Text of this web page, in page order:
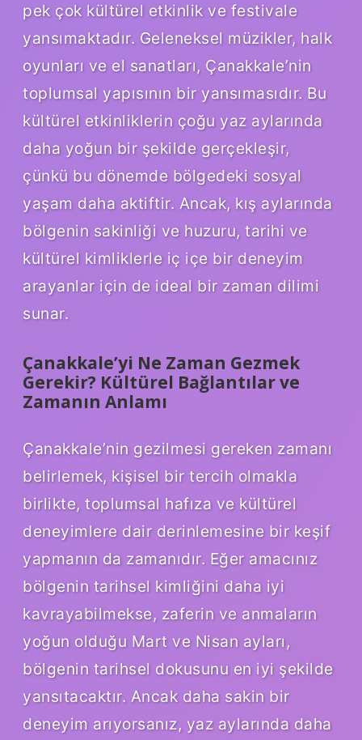
pek çok kültürel etkinlik ve festivale
yansımaktadır. Geleneksel müzikler, halk
oyunları ve el sanatları, Çanakkale’nin
toplumsal yapısının bir yansımasıdır. Bu
kültürel etkinliklerin çoğu yaz aylarında
daha yoğun bir şekilde gerçekleşir,
çünkü bu dönemde bölgedeki sosyal
yaşam daha aktiftir. Ancak, kış aylarında
bölgenin sakinliği ve huzuru, tarihi ve
kültürel kimliklerle iç içe bir deneyim
arayanlar için de ideal bir zaman dilimi
sunar.
Çanakkale’yi Ne Zaman Gezmek
Gerekir? Kültürel Bağlantılar ve
Zamanın Anlamı
Çanakkale’nin gezilmesi gereken zamanı
belirlemek, kişisel bir tercih olmakla
birlikte, toplumsal hafıza ve kültürel
deneyimlere dair derinlemesine bir keşif
yapmanın da zamanıdır. Eğer amacınız
bölgenin tarihsel kimliğini daha iyi
kavrayabilmekse, zaferin ve anmaların
yoğun olduğu Mart ve Nisan ayları,
bölgenin tarihsel dokusunu en iyi şekilde
yansıtacaktır. Ancak daha sakin bir
deneyim arıyorsanız, yaz aylarında daha